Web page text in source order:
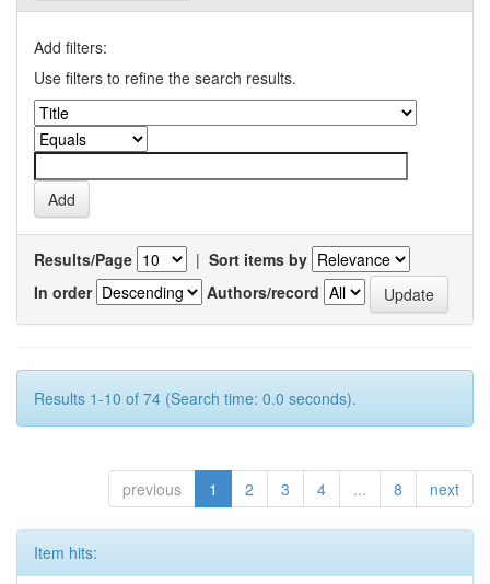
Add filters:
Use filters to refine the search results.
Results/Page | Sort items by
In order
Authors/record
Results 1-10 of 74 (Search time: 0.0 seconds).
previous 1 2 3 4 ... 8 next
Item hits: